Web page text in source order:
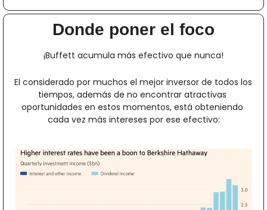
Donde poner el foco
¡Buffett acumula más efectivo que nunca!
El considerado por muchos el mejor inversor de todos los
tiempos, además de no encontrar atractivas
oportunidades en estos momentos, está obteniendo
cada vez más intereses por ese efectivo: